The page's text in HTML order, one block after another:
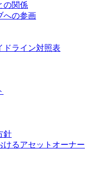
の関係
への参画
ドライン対照表
針
けるアセットオーナー